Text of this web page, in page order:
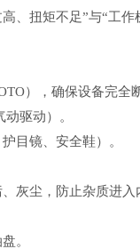
、扭矩不足”与“工作
），确保设备完全
驱动）。
目镜、安全鞋）。
灰尘，防止杂质进入
。